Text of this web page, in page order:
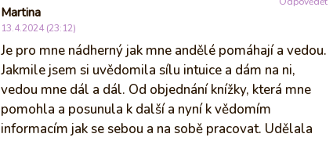
Martina
13.4.2024 (23:12)
Je pro mne nádherný jak mne andělé pomáhají a vedou.
Jakmile jsem si uvědomila sílu intuice a dám na ni,
vedou mne dál a dál. Od objednání knížky, která mne
pomohla a posunula k další a nyní k vědomím
informacím jak se sebou a na sobě pracovat. Udělala